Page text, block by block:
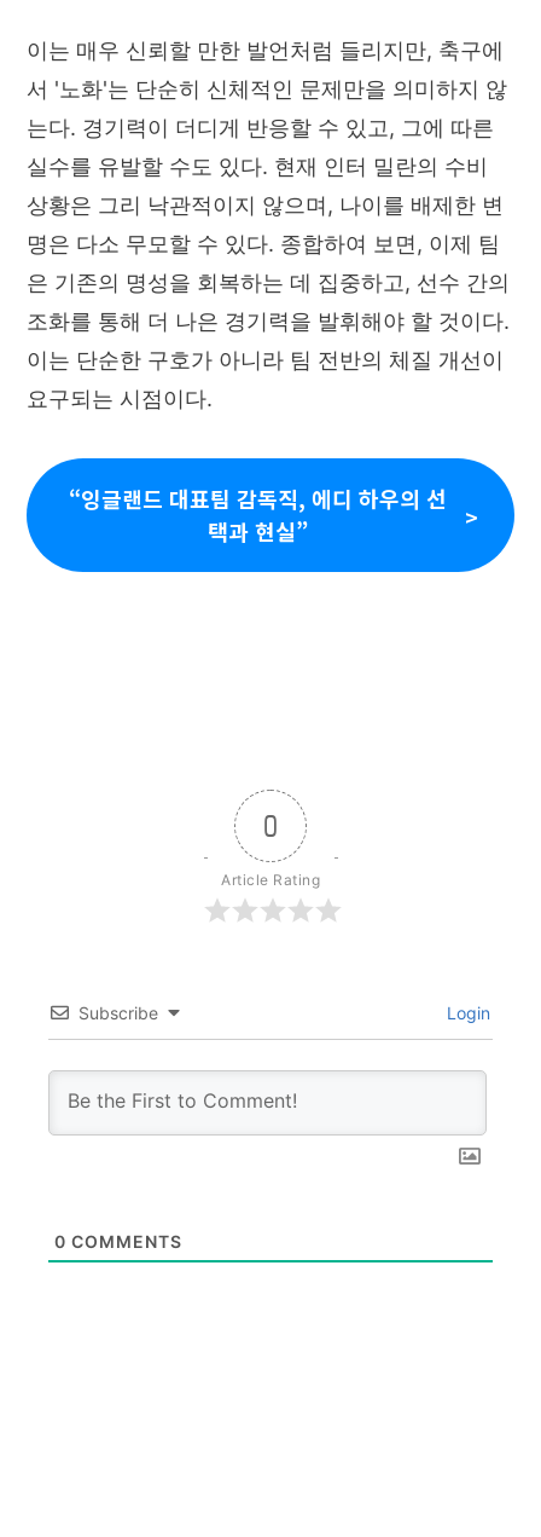
이는 매우 신뢰할 만한 발언처럼 들리지만, 축구에
서 '노화'는 단순히 신체적인 문제만을 의미하지 않
는다. 경기력이 더디게 반응할 수 있고, 그에 따른
실수를 유발할 수도 있다. 현재 인터 밀란의 수비
상황은 그리 낙관적이지 않으며, 나이를 배제한 변
명은 다소 무모할 수 있다. 종합하여 보면, 이제 팀
은 기존의 명성을 회복하는 데 집중하고, 선수 간의
조화를 통해 더 나은 경기력을 발휘해야 할 것이다.
이는 단순한 구호가 아니라 팀 전반의 체질 개선이
요구되는 시점이다.
“잉글랜드 대표팀 감독직, 에디 하우의 선
택과 현실”
0
Article Rating
Subscribe Login
0 COMMENTS